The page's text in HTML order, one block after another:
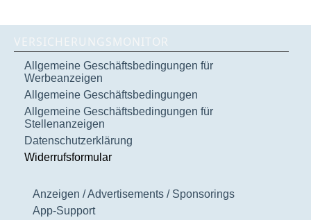
VERSICHERUNGSMONITOR
Allgemeine Geschäftsbedingungen für
Werbeanzeigen
Allgemeine Geschäftsbedingungen
Allgemeine Geschäftsbedingungen für
Stellenanzeigen
Datenschutzerklärung
Widerrufsformular
Anzeigen / Advertisements / Sponsorings
App-Support